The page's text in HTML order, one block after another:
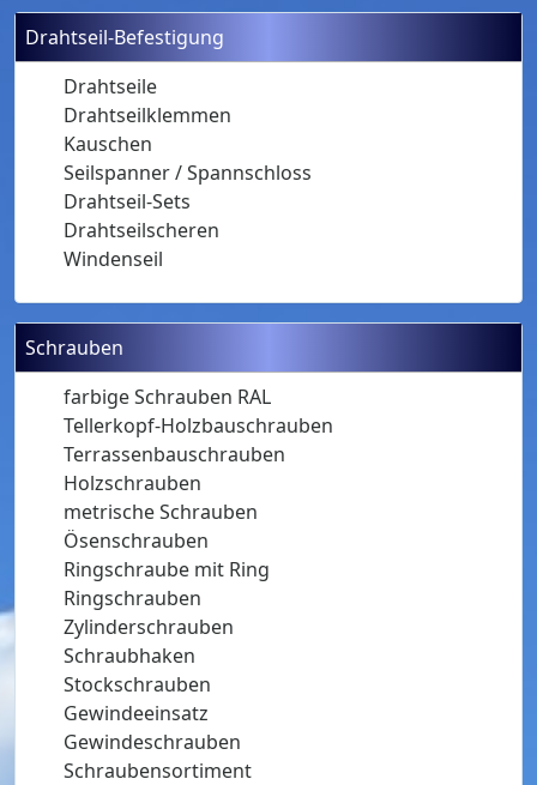
Drahtseil-Befestigung
Drahtseile
Drahtseilklemmen
Kauschen
Seilspanner / Spannschloss
Drahtseil-Sets
Drahtseilscheren
Windenseil
Schrauben
farbige Schrauben RAL
Tellerkopf-Holzbauschrauben
Terrassenbauschrauben
Holzschrauben
metrische Schrauben
Ösenschrauben
Ringschraube mit Ring
Ringschrauben
Zylinderschrauben
Schraubhaken
Stockschrauben
Gewindeeinsatz
Gewindeschrauben
Schraubensortiment